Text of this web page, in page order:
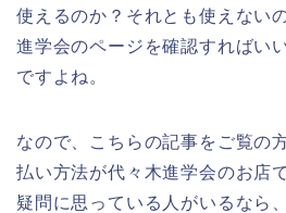
使えるのか？それとも使えない
進学会のページを確認すればい
ですよね。
なので、こちらの記事をご覧の
払い方法が代々木進学会のお店
疑問に思っている人がいるなら